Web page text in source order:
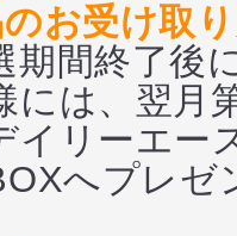
お受け取
間終了後
には、翌月
リーエー
へプレゼ